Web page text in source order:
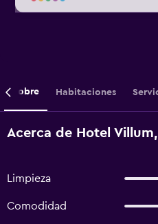
Sobre Habitaciones
Acerca de Hotel
Limpieza
Comodidad